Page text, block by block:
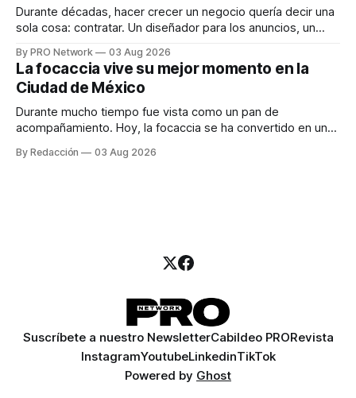
Durante décadas, hacer crecer un negocio quería decir una
sola cosa: contratar. Un diseñador para los anuncios, un
para los textos, alguien que supiera de publicidad digital
para encontrar prospectos, un vendedor para atender
llamadas y mensajes, y —con suerte— una persona
By PRO Network 03 Aug 2026
La focaccia vive su mejor momento en la
Ciudad de México
Durante mucho tiempo fue vista como un pan de
acompañamiento. Hoy, la focaccia se ha convertido en uno
artesanal, ingredientes de calidad y experiencias que
By Redacción 03 Aug 2026
Suscríbete a nuestro NewsletterCabildeo PRORevista
InstagramYoutubeLinkedinTikTok
Powered by Ghost